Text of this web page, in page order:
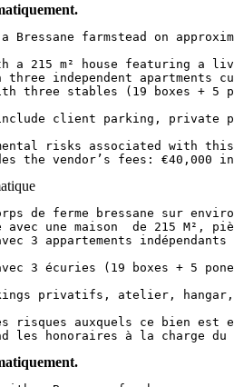
Bressane farmstead on
a 215 m² house featuring a
independent apartments
three stables (19 boxes + 5
client parking, private
risks associated with
the vendor’s fees: €40,000
de ferme bressane sur
une maison  de 215 M²,
3 appartements indépendants
3 écuries (19 boxes + 5
privatifs, atelier,
risques auxquels ce bien
les honoraires à la charge du